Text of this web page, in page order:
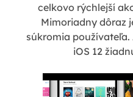
celkovo rýchlejší
Mimoriadny dôraz
súkromia
iOS 12